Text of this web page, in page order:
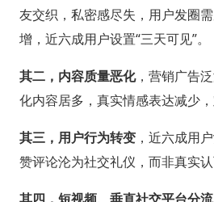
友交织，私密感尽失，用户发圈
增，近六成用户设置“三天可见”。
其二，内容质量恶化，营销广告
化内容居多，真实情感表达减少，
其三，用户行为转变，近六成用
赞评论沦为社交礼仪，而非真实认